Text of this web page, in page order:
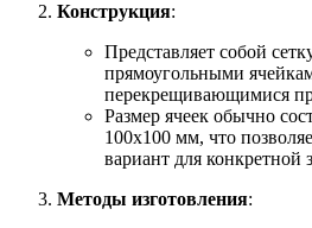
Конструкция:
Представляет собой
прямоугольными
перекрещивающимися
Размер ячеек обычно
100x100 мм, что
вариант для конкретной
Методы изготовления: